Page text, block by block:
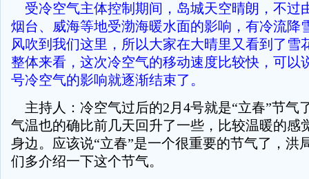
受冷空气主体控制期间，岛城天空晴朗，不过
烟台、威海等地受渤海暖水面的影响，有冷流降
风吹到我们这里，所以大家在大晴里又看到了雪
整体来看，这次冷空气的移动速度比较快，可以
号冷空气的影响就逐渐结束了。
主持人：冷空气过后的2月4号就是“立春”节气
气温也的确比前几天回升了一些，比较温暖的感
身边。应该说“立春”是一个很重要的节气了，洪
们多介绍一下这个节气。